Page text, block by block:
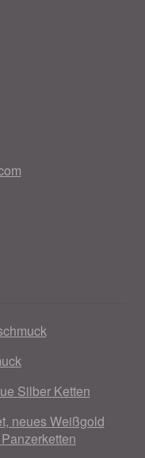
Silber Ketten
neues Weißgold